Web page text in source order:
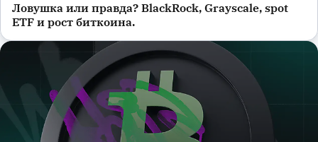
Ловушка или правда? BlackRock, Grayscale, spot
ETF и рост биткоина.